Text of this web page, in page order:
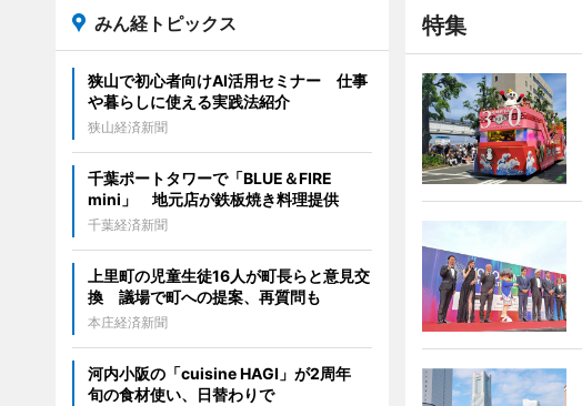
特集
みん経トピックス
狭山で初心者向けAI活用セミナー 仕事
や暮らしに使える実践法紹介
狭山経済新聞
千葉ポートタワーで「BLUE＆FIRE
mini」 地元店が鉄板焼き料理提供
千葉経済新聞
上里町の児童生徒16人が町長らと意見交
換 議場で町への提案、再質問も
本庄経済新聞
河内小阪の「cuisine HAGI」が2周年
旬の食材使い、日替わりで